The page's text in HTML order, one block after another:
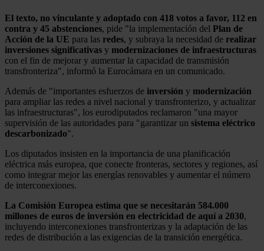
El texto, no vinculante y adoptado con 418 votos a favor, 112 en
contra y 45 abstenciones, pide "la implementación del Plan de
Acción de la UE para las redes, y subraya la necesidad de realizar
inversiones significativas y modernizaciones de infraestructuras
con el fin de mejorar y aumentar la capacidad de transmisión
transfronteriza", informó la Eurocámara en un comunicado.
Además de "importantes esfuerzos de inversión y modernización
para ampliar las redes a nivel nacional y transfronterizo, y actualizar
las infraestructuras", los eurodiputados reclamaron "una mayor
supervisión de las autoridades para "garantizar un sistema eléctrico
descarbonizado".
Los diputados insisten en la importancia de una planificación
eléctrica más europea, que conecte fronteras, sectores y regiones, así
como integrar mejor las energías renovables y aumentar el número
de interconexiones.
La Comisión Europea estima que se necesitarán 584.000
millones de euros de inversión en electricidad de aquí a 2030,
incluyendo interconexiones transfronterizas y la adaptación de las
redes de distribución a las exigencias de la transición energética.